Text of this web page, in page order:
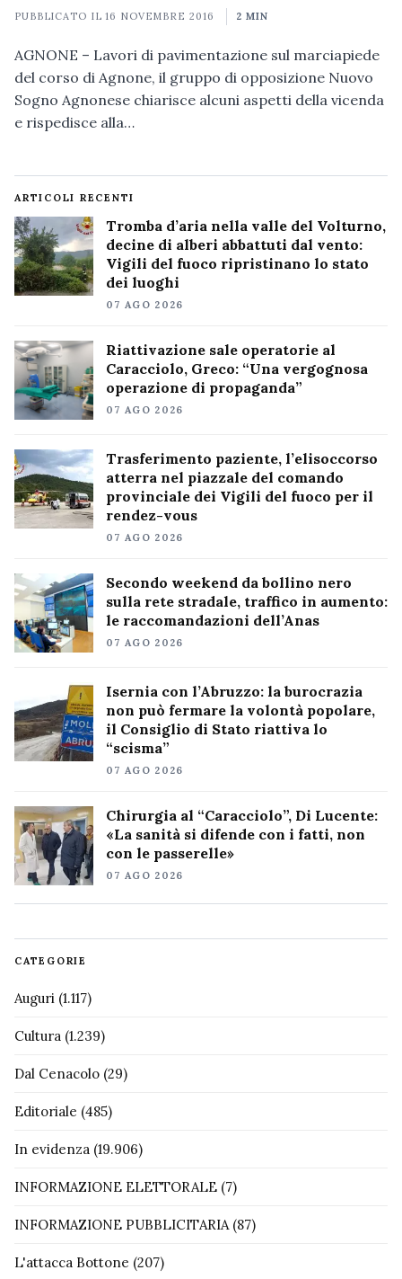
PUBBLICATO IL16 NOVEMBRE 2016 2 MIN
AGNONE – Lavori di pavimentazione sul marciapiede
del corso di Agnone, il gruppo di opposizione Nuovo
Sogno Agnonese chiarisce alcuni aspetti della vicenda
e rispedisce alla…
ARTICOLI RECENTI
Tromba d’aria nella valle del Volturno,
decine di alberi abbattuti dal vento:
Vigili del fuoco ripristinano lo stato
dei luoghi
07 AGO 2026
Riattivazione sale operatorie al
Caracciolo, Greco: “Una vergognosa
operazione di propaganda”
07 AGO 2026
Trasferimento paziente, l’elisoccorso
atterra nel piazzale del comando
provinciale dei Vigili del fuoco per il
rendez-vous
07 AGO 2026
Secondo weekend da bollino nero
sulla rete stradale, traffico in aumento:
le raccomandazioni dell’Anas
07 AGO 2026
Isernia con l’Abruzzo: la burocrazia
non può fermare la volontà popolare,
il Consiglio di Stato riattiva lo
“scisma”
07 AGO 2026
Chirurgia al “Caracciolo”, Di Lucente:
«La sanità si difende con i fatti, non
con le passerelle»
07 AGO 2026
CATEGORIE
Auguri (1.117)
Cultura (1.239)
Dal Cenacolo (29)
Editoriale (485)
In evidenza (19.906)
INFORMAZIONE ELETTORALE (7)
INFORMAZIONE PUBBLICITARIA(87)
L'attacca Bottone (207)